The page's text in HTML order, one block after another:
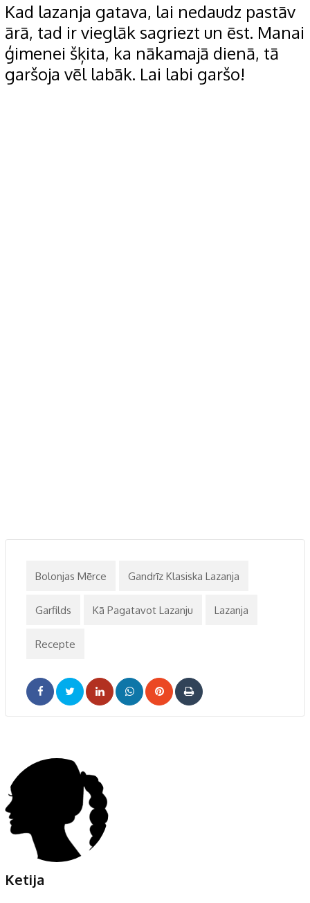
Kad lazanja gatava, lai nedaudz pastāv
ārā, tad ir vieglāk sagriezt un ēst. Manai
ģimenei šķita, ka nākamajā dienā, tā
garšoja vēl labāk. Lai labi garšo!
Bolonjas Mērce Gandrīz Klasiska Lazanja
Garfilds Kā Pagatavot Lazanju Lazanja
Recepte
LinkedInWhatsappPinterest
Print
Ketija